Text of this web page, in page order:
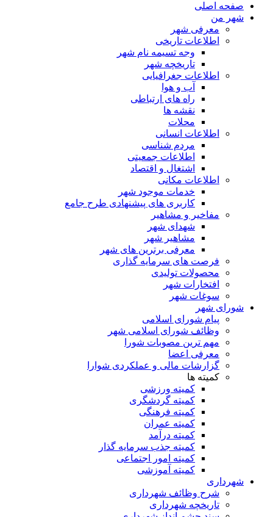
صفحه اصلی
شهر من
معرفی شهر
اطلاعات تاریخی
وجه تسیمه نام شهر
تاریخچه شهر
اطلاعات جغرافیایی
آب و هوا
راه های ارتباطی
نقشه ها
محلات
اطلاعات انسانی
مردم شناسی
اطلاعات جمعیتی
اشتغال و اقتصاد
اطلاعات مکانی
خدمات موجود شهر
کاربری های پیشنهادی طرح جامع
مفاخیر و مشاهیر
شهدای شهر
مشاهیر شهر
معرفی برترین های شهر
فرصت های سرمایه گذاری
محصولات تولیدی
افتخارات شهر
سوغات شهر
شورای شهر
پیام شورای اسلامی
وظائف شورای اسلامی شهر
مهم ترین مصوبات شورا
معرفی اعضا
گزارشات مالی و عملکردی شوارا
کمیته ها
کمیته ورزشی
کمیته گردشگری
کمیته فرهنگی
کمیته عمران
کمیته درآمد
کمیته جذب سرمایه گذار
کمیته امور اجتماعی
کمیته آموزشی
شهرداری
شرح وظائف شهرداری
تاریخچه شهرداری